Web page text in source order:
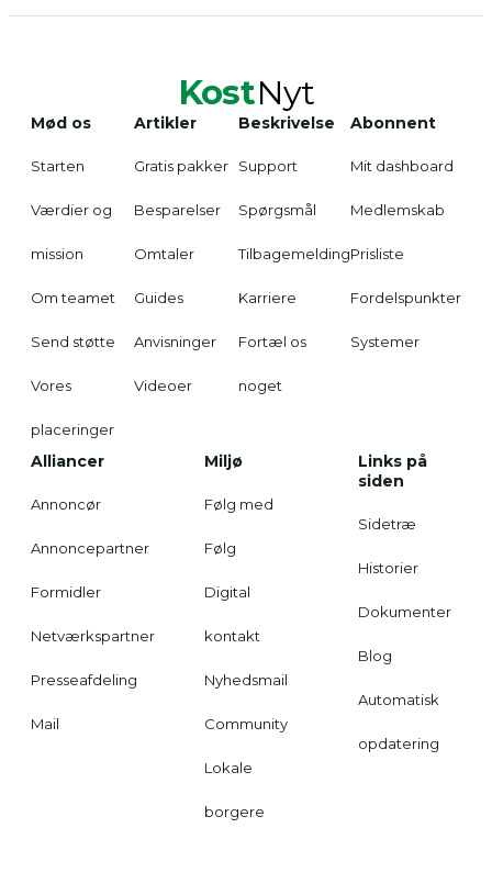
KostNyt
Mød os
Starten
Værdier og
mission
Om teamet
Send støtte
Vores
placeringer
Artikler
Gratis pakker
Besparelser
Omtaler
Guides
Anvisninger
Videoer
Beskrivelse
Support
Spørgsmål
Tilbagemelding
Karriere
Fortæl os
noget
Abonnent
Mit dashboard
Medlemskab
Prisliste
Fordelspunkter
Systemer
Alliancer
Annoncør
Annoncepartner
Formidler
Netværkspartner
Presseafdeling
Mail
Miljø
Følg med
Følg
Digital
kontakt
Nyhedsmail
Community
Lokale
borgere
Links på
siden
Sidetræ
Historier
Dokumenter
Blog
Automatisk
opdatering